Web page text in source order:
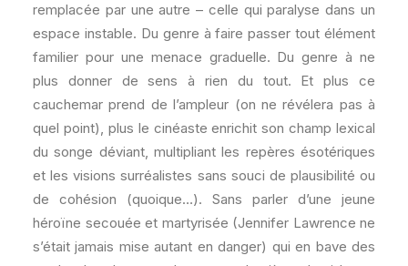
remplacée par une autre – celle qui paralyse dans un
espace instable. Du genre à faire passer tout élément
familier pour une menace graduelle. Du genre à ne
plus donner de sens à rien du tout. Et plus ce
cauchemar prend de l’ampleur (on ne révélera pas à
quel point), plus le cinéaste enrichit son champ lexical
du songe déviant, multipliant les repères ésotériques
et les visions surréalistes sans souci de plausibilité ou
de cohésion (quoique…). Sans parler d’une jeune
héroïne secouée et martyrisée (Jennifer Lawrence ne
s’était jamais mise autant en danger) qui en bave des